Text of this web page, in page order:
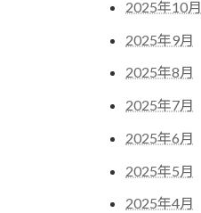
2025年10月
2025年9月
2025年8月
2025年7月
2025年6月
2025年5月
2025年4月